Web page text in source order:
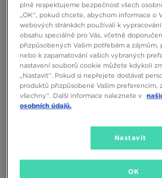
TIMBERLAND GS MOTION 6 MID
F/LWP
2790 Kč
F/LWP
2790 Kč
plně respektujeme bezpečnost všech
„OK“, pokud chcete, abychom informace o
webových stránkách používali k
obsahu speciálně pro Vás, včetně
přizpůsobených Vašim potřebám a zájmům,
nebo k zapamatování vašich vybraných
nastavení souborů cookie můžete kdykoli
„Nastavit“. Pokud si nepřejete dostávat
produktů přizpůsobené Vašim preferencím,
všechny“. Další informace naleznete v
osobních údajů.
Nastavit
OK